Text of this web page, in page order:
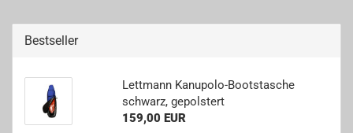
Bestseller
Lett­mann Kanupolo-​Bootstasche
schwarz, ge­pols­tert
159,00 EUR